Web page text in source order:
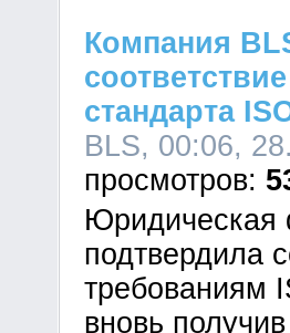
Компания
стандарта
BLS, 00:06,
Юридическая
подтвердила
требованиям
вновь